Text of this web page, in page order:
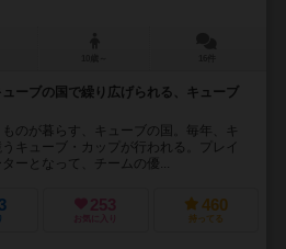
ーブの国で繰り広げられる、キューブ
のが暮らす、キューブの国。毎年、キ
キューブ・カップが行われる。プレイ
ーとなって、チームの優...
253
お気に入り
460
持ってる